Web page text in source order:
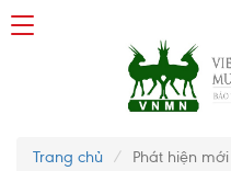
Trang chủ Phát hiện mới